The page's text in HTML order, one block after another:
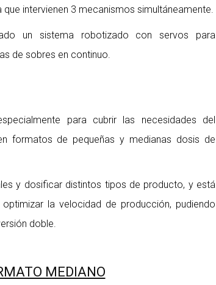
intervienen 3 mecanismos simultáneamente.
un sistema robotizado con servos para
de sobres en continuo.
para cubrir las necesidades del
formatos de pequeñas y medianas dosis de
y dosificar distintos tipos de producto, y está
la velocidad de producción, pudiendo
doble.
MEDIANO